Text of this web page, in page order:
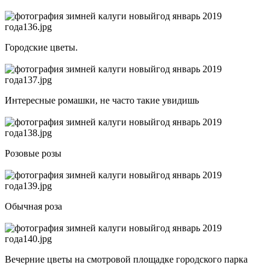
Городские цветы.
Интересные ромашки, не часто такие увидишь
Розовые розы
Обычная роза
Вечерние цветы на смотровой площадке городского парка